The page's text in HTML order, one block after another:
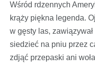
Wśród rdzennych
krąży piękna legenda.
w gęsty las,
siedzieć na pniu przez
zdjąć przepaski ani